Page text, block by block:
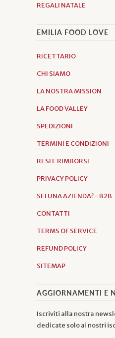
REGALI NATALE
EMILIA FOOD LOVE
RICETTARIO
CHI SIAMO
LA NOSTRA MISSION
LA FOOD VALLEY
SPEDIZIONI
TERMINI E CONDIZIONI
RESI E RIMBORSI
PRIVACY POLICY
SEI UNA AZIENDA? - B2B
CONTATTI
TERMS OF SERVICE
REFUND POLICY
SITEMAP
AGGIORNAMENTI E
Iscriviti alla nostra
dedicate solo ai nostri